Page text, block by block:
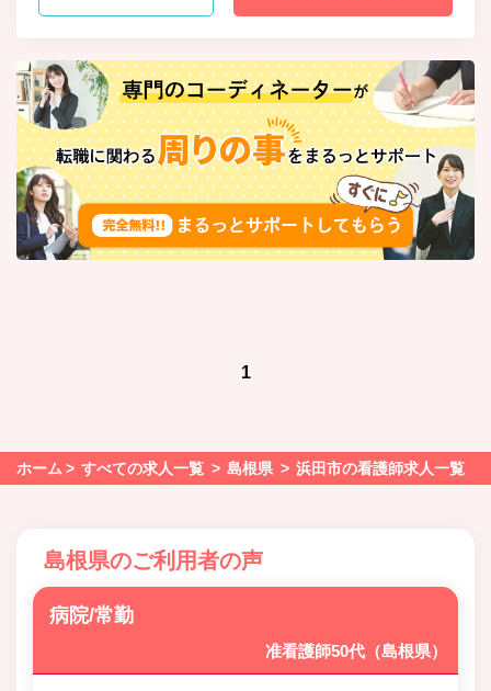
1
ホーム すべての求人一覧 島根県 浜田市の看護師求人一覧
島根県のご利用者の声
病院/常勤
准看護師50代（島根県）